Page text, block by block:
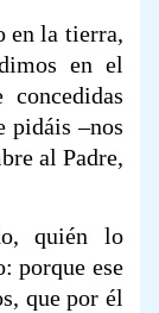
en la tierra,
en el
concedidas
pidáis –nos
al Padre,
quién lo
porque ese
que por él